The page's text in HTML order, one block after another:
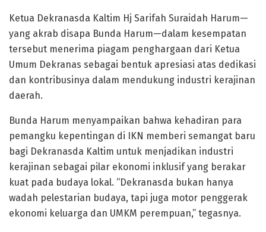
Ketua Dekranasda Kaltim Hj Sarifah Suraidah Harum—
yang akrab disapa Bunda Harum—dalam kesempatan
tersebut menerima piagam penghargaan dari Ketua
Umum Dekranas sebagai bentuk apresiasi atas dedikasi
dan kontribusinya dalam mendukung industri kerajinan
daerah.
Bunda Harum menyampaikan bahwa kehadiran para
pemangku kepentingan di IKN memberi semangat baru
bagi Dekranasda Kaltim untuk menjadikan industri
kerajinan sebagai pilar ekonomi inklusif yang berakar
kuat pada budaya lokal. “Dekranasda bukan hanya
wadah pelestarian budaya, tapi juga motor penggerak
ekonomi keluarga dan UMKM perempuan,” tegasnya.